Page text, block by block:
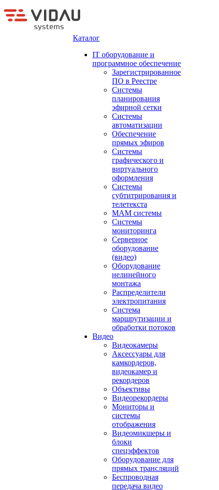
Каталог
IT оборудование и
программное обеспечение
Зарегистрированное
ПО в Реестре
Системы
планирования
эфирной сетки
Системы
автоматизации
Обеспечение
прямых эфиров
Системы
графического и
виртуального
оформления
Системы
субтитрирования и
телетекста
MAM системы
Системы
мониторинга
Серверное
оборудование
(видео)
Оборудование
нелинейного
монтажа
Распределители
электропитания
Система
маршрутизации и
обработки потоков
Видео
Видеокамеры
Аксессуары для
камкордеров,
видеокамер и
рекордеров
Объективы
Видеорекордеры
Мониторы и
системы
отображения
Видеомикшеры и
блоки
спецэффектов
Оборудование для
прямых трансляций
Беспроводная
передача видео